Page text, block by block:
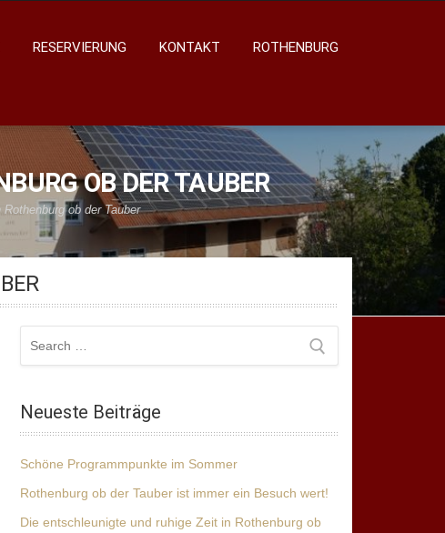
RESERVIERUNG KONTAKT ROTHENBURG
OB DER TAUBER
ob der Tauber
for:
Neueste Beiträge
Schöne Programmpunkte im Sommer
Rothenburg ob der Tauber ist immer ein Besuch wert!
Die entschleunigte und ruhige Zeit in Rothenburg ob